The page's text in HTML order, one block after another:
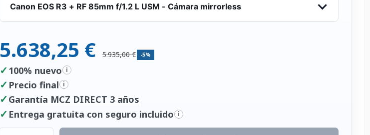
Canon EOS R3 + RF 85mm f/1.2 L USM - Cámara mirrorless
5.638,25 € 5.935,00 € -5%
✓ 100% nuevo i
✓ Precio final i
✓ Garantía MCZ DIRECT 3 años
✓ Entrega gratuita con seguro incluido i